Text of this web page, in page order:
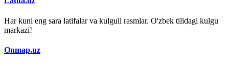
Har kuni eng sara latifalar va kulguli rasmlar. O'zbek tilidagi kulgu
markazi!
Onmap.uz